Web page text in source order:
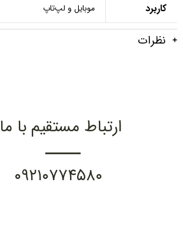
کاربرد موبایل و لپ‌تاپ
نظرات
ارتباط مستقیم با ما
۰۹۲۱۰۷۷۴۵۸۰